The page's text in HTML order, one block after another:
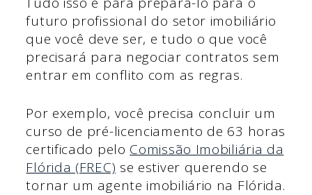
futuro profissional do setor imobiliário
que você deve ser, e tudo o que você
precisará para negociar contratos sem
entrar em conflito com as regras.
Por exemplo, você precisa concluir um
curso de pré-licenciamento de 63 horas
certificado pelo Comissão Imobiliária da
Flórida (FREC) se estiver querendo se
tornar um agente imobiliário na Flórida.